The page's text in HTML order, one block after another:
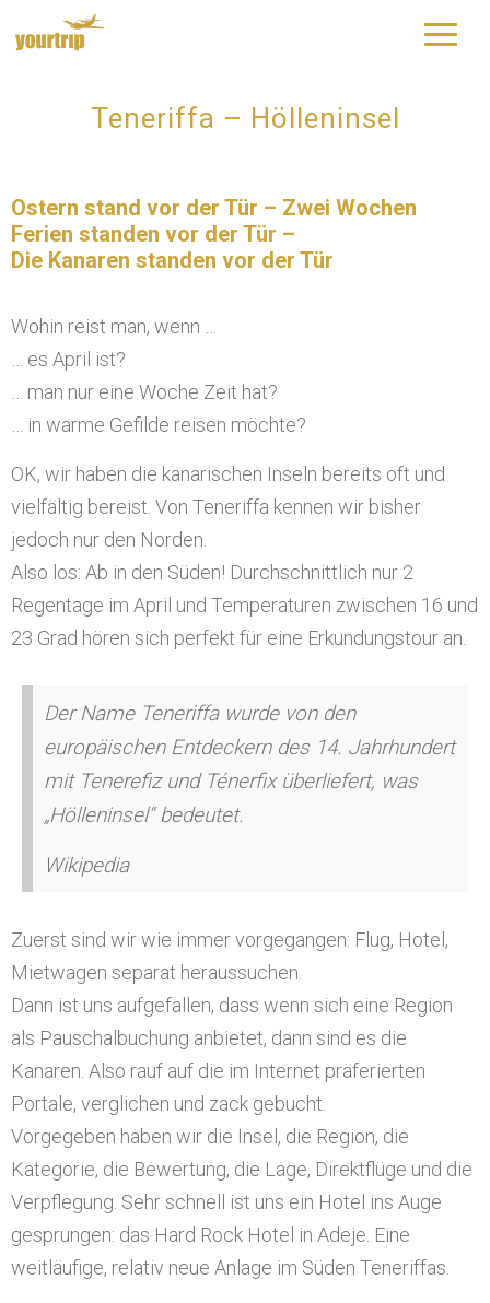
Teneriffa – Hölleninsel
Ostern stand vor der Tür – Zwei Wochen
Ferien standen vor der Tür –
Die Kanaren standen vor der Tür
Wohin reist man, wenn …
… es April ist?
… man nur eine Woche Zeit hat?
… in warme Gefilde reisen möchte?
OK, wir haben die kanarischen Inseln bereits oft und
vielfältig bereist. Von Teneriffa kennen wir bisher
jedoch nur den Norden.
Also los: Ab in den Süden! Durchschnittlich nur 2
Regentage im April und Temperaturen zwischen 16 und
23 Grad hören sich perfekt für eine Erkundungstour an.
Der Name Teneriffa wurde von den
europäischen Entdeckern des 14. Jahrhundert
mit Tenerefizund Ténerfixüberliefert, was
„Hölleninsel“ bedeutet.
Wikipedia
Zuerst sind wir wie immer vorgegangen: Flug, Hotel,
Mietwagen separat heraussuchen.
Dann ist uns aufgefallen, dass wenn sich eine Region
als Pauschalbuchung anbietet, dann sind es die
Kanaren. Also rauf auf die im Internet präferierten
Portale, verglichen und zack gebucht.
Vorgegeben haben wir die Insel, die Region, die
Kategorie, die Bewertung, die Lage, Direktflüge und die
Verpflegung. Sehr schnell ist uns ein Hotel ins Auge
gesprungen: das Hard Rock Hotel in Adeje. Eine
weitläufige, relativ neue Anlage im Süden Teneriffas.